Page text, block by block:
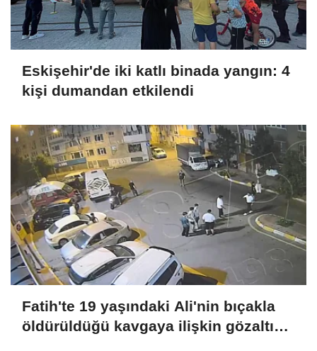
Eskişehir'de iki katlı binada yangın: 4
kişi dumandan etkilendi
Fatih'te 19 yaşındaki Ali'nin bıçakla
öldürüldüğü kavgaya ilişkin gözaltı